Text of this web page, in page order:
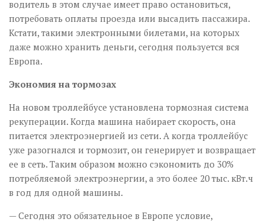
водитель в этом случае имеет право остановиться,
потребовать оплаты проезда или высадить пассажира.
Кстати, такими электронными билетами, на которых
даже можно хранить деньги, сего­дня пользуется вся
Европа.
Экономия на тормозах
На новом троллейбусе установлена тормозная система
рекуперации. Когда машина набирает скорость, она
питается электроэнергией из сети. А когда троллейбус
уже разогнался и тормозит, он генерирует и возвращает
ее в сеть. Таким образом можно сэкономить до 30%
потребляемой электроэнергии, а это более 20 тыс. кВт.ч
в год для одной машины.
— Сегодня это обязательное в Европе условие,